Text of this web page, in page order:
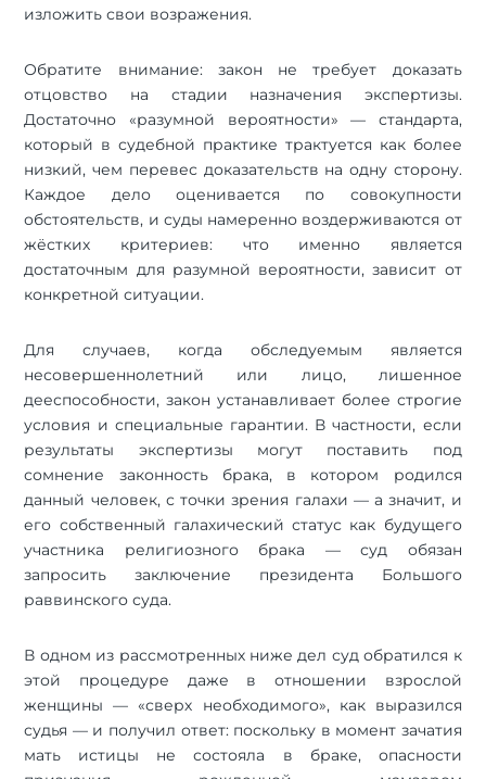
изложить свои возражения.
Обратите внимание: закон не требует доказать
отцовство на стадии назначения экспертизы.
Достаточно «разумной вероятности» — стандарта,
который в судебной практике трактуется как более
низкий, чем перевес доказательств на одну сторону.
Каждое дело оценивается по совокупности
обстоятельств, и суды намеренно воздерживаются от
жёстких критериев: что именно является
достаточным для разумной вероятности, зависит от
конкретной ситуации.
Для случаев, когда обследуемым является
несовершеннолетний или лицо, лишенное
дееспособности, закон устанавливает более строгие
условия и специальные гарантии. В частности, если
результаты экспертизы могут поставить под
сомнение законность брака, в котором родился
данный человек, с точки зрения галахи — а значит, и
его собственный галахический статус как будущего
участника религиозного брака — суд обязан
запросить заключение президента Большого
раввинского суда.
В одном из рассмотренных ниже дел суд обратился к
этой процедуре даже в отношении взрослой
женщины — «сверх необходимого», как выразился
судья — и получил ответ: поскольку в момент зачатия
мать истицы не состояла в браке, опасности